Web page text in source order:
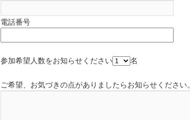
電話番号
参加希望人数をお知らせください 名
ご希望、お気づきの点がありましたらお知らせください。